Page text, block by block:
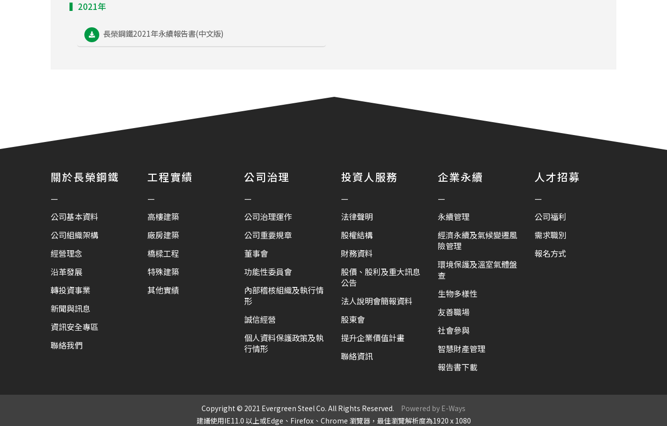
▍2021年
長榮鋼鐵2021年永續報告書(中文版)
關於長榮鋼鐵
—
公司基本資料
公司組織架構
經營理念
沿革發展
轉投資事業
新聞與訊息
資訊安全專區
聯絡我們
工程實績
—
高樓建築
廠房建築
橋樑工程
特殊建築
其他實績
公司治理
—
公司治理運作
公司重要規章
董事會
功能性委員會
內部稽核組織及執行情
形
誠信經營
個人資料保護政策及執
行情形
投資人服務
—
法律聲明
股權結構
財務資料
股價、股利及重大訊息
公告
法人說明會簡報資料
股東會
提升企業價值計畫
聯絡資訊
企業永續
—
永續管理
經濟永續及氣候變遷風
險管理
環境保護及溫室氣體盤
查
生物多樣性
友善職場
社會參與
智慧財產管理
報告書下載
人才招募
—
公司福利
需求職別
報名方式
Copyright © 2021 Evergreen Steel Co. All Rights Reserved. Powered by E-Ways
建議使用IE11.0 以上或Edge、Firefox、Chrome 瀏覽器，最佳瀏覽解析度為1920 x 1080